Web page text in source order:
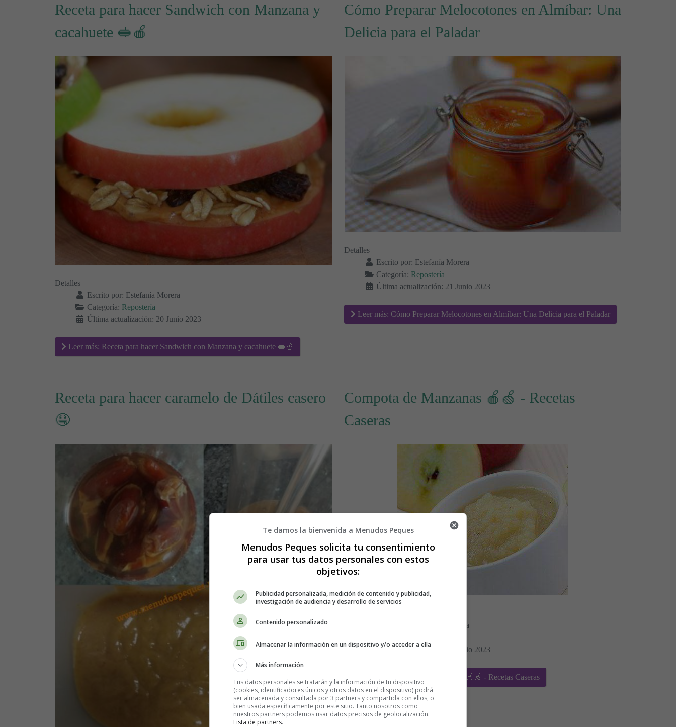
Receta para hacer Sandwich con Manzana y
cacahuete 🥪🍎
Detalles
Escrito por: Estefanía Morera
Categoría: Repostería
Última actualización: 20 Junio 2023
Leer más: Receta para hacer Sandwich con Manzana y cacahuete 🥪🍎
Cómo Preparar Melocotones en Almíbar: Una
Delicia para el Paladar
Detalles
Escrito por: Estefanía Morera
Categoría: Repostería
Última actualización: 21 Junio 2023
Leer más: Cómo Preparar Melocotones en Almíbar: Una Delicia para el Paladar
Receta para hacer caramelo de Dátiles casero
🤤
Compota de Manzanas 🍎🍏 - Recetas
Caseras
Estefanía Morera
Última actualización: 28 Junio 2023
Leer más: Compota de Manzanas 🍎🍏 - Recetas Caseras
Te damos la bienvenida a Menudos Peques
Menudos Peques solicita tu consentimiento
para usar tus datos personales con estos
objetivos:
Publicidad personalizada, medición de contenido y publicidad,
investigación de audiencia y desarrollo de servicios
Contenido personalizado
Almacenar la información en un dispositivo y/o acceder a ella
Más información
Tus datos personales se tratarán y la información de tu dispositivo
(cookies, identificadores únicos y otros datos en el dispositivo) podrá
ser almacenada y consultada por 3 partners y compartida con ellos, o
bien usada específicamente por este sitio. Tanto nosotros como
nuestros partners podemos usar datos precisos de geolocalización.
Lista de partners.